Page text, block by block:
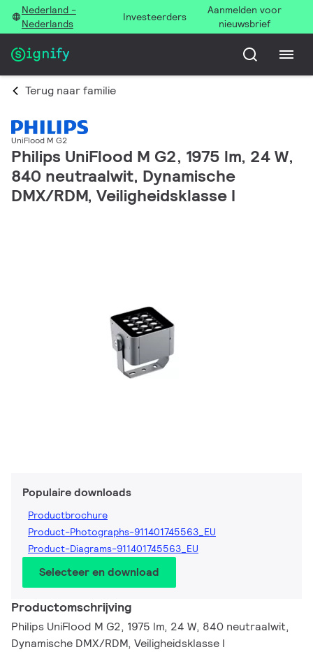
Nederland -
Nederlands
Investeerders
Aanmelden voor
nieuwsbrief
Terug naar familie
UniFlood M G2
Philips UniFlood M G2, 1975 lm, 24 W,
840 neutraalwit, Dynamische
DMX/RDM, Veiligheidsklasse I
Populaire downloads
Productbrochure
Product-Photographs-911401745563_EU
Product-Diagrams-911401745563_EU
Selecteer en download
Productomschrijving
Philips UniFlood M G2, 1975 lm, 24 W, 840 neutraalwit,
Dynamische DMX/RDM, Veiligheidsklasse I